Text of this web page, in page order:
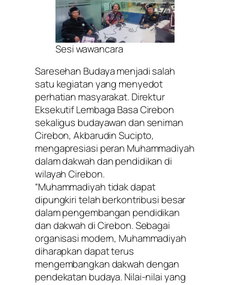
Sesi wawancara
Saresehan Budaya menjadi salah
satu kegiatan yang menyedot
perhatian masyarakat. Direktur
Eksekutif Lembaga Basa Cirebon
sekaligus budayawan dan seniman
Cirebon, Akbarudin Sucipto,
mengapresiasi peran Muhammadiyah
dalam dakwah dan pendidikan di
wilayah Cirebon.
“Muhammadiyah tidak dapat
dipungkiri telah berkontribusi besar
dalam pengembangan pendidikan
dan dakwah di Cirebon. Sebagai
organisasi modern, Muhammadiyah
diharapkan dapat terus
mengembangkan dakwah dengan
pendekatan budaya. Nilai-nilai yang